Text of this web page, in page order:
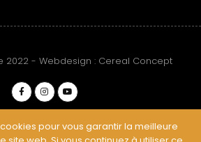
2022 - Webdesign : Cereal Concept
pour vous garantir la meilleure